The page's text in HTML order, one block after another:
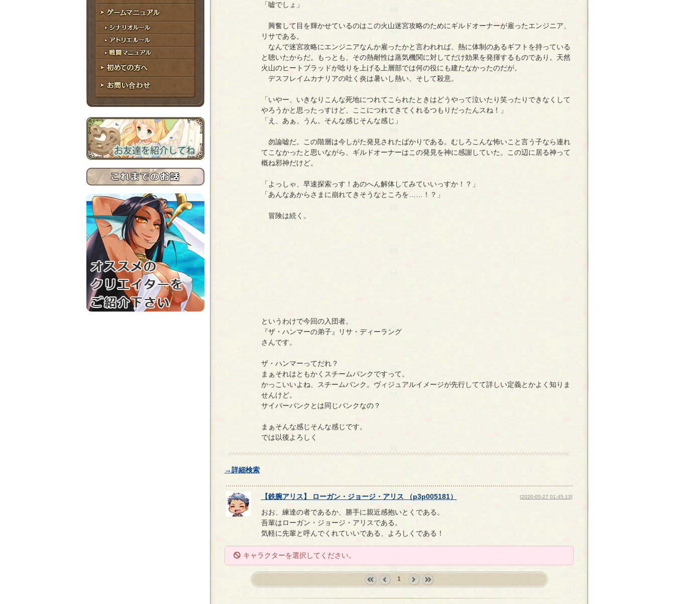
サイドストーリー
ゲームマニュアル
シナリオルール
アトリエルール
戦闘マニュアル
初めての方へ
お問い合わせ
「嘘でしょ」
興奮して目を輝かせているのはこの火山迷宮攻略のためにギルドオーナーが雇ったエンジニア、
リサである。
なんで迷宮攻略にエンジニアなんか雇ったかと言われれば、熱に体制のあるギフトを持っている
と聴いたからだ。もっとも、その熱耐性は蒸気機関に対してだけ効果を発揮するものであり。天然
火山のヒートブラッドが唸りを上げる上層部では何の役にも建たなかったのだが。
デスフレイムカナリアの吐く炎は暑いし熱い、そして殺意。
「いやー、いきなりこんな死地につれてこられたときはどうやって泣いたり笑ったりできなくして
やろうかと思ったっすけど、ここにつれてきてくれるつもりだったんスね！」
「え、あぁ、うん。そんな感じそんな感じ」
勿論嘘だ。この階層は今しがた発見されたばかりである。むしろこんな怖いこと言う子なら連れ
てこなかったと思いながら、ギルドオーナーはこの発見を神に感謝していた。この辺に居る神って
概ね邪神だけど。
「よっしゃ、早速探索っす！あのへん解体してみていいっすか！？」
「あんなあからさまに崩れてきそうなところを……！？」
冒険は続く。
というわけで今回の入団者。
『ザ・ハンマーの弟子』リサ・ディーラング
さんです。
ザ・ハンマーってだれ？
まぁそれはともかくスチームパンクですって。
かっこいいよね、スチームパンク。ヴィジュアルイメージが先行してて詳しい定義とかよく知りま
せんけど。
サイバーパンクとは同じパンクなの？
まぁそんな感じそんな感じです。
では以後よろしく
→詳細検索
【鉄腕アリス】 ローガン・ ジョージ・ アリス （p3p005181） [2020-05-27 01:45:13]
おお、練達の者であるか、勝手に親近感抱いとくである。
吾輩はローガン・ジョージ・アリスである。
気軽に先輩と呼んでくれていいである、よろしくである！
キャラクターを選択してください。
1